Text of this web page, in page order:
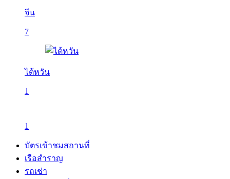
จีน
7
ไต้หวัน
1
1
บัตรเข้าชมสถานที่
เรือสำราญ
รถเช่า